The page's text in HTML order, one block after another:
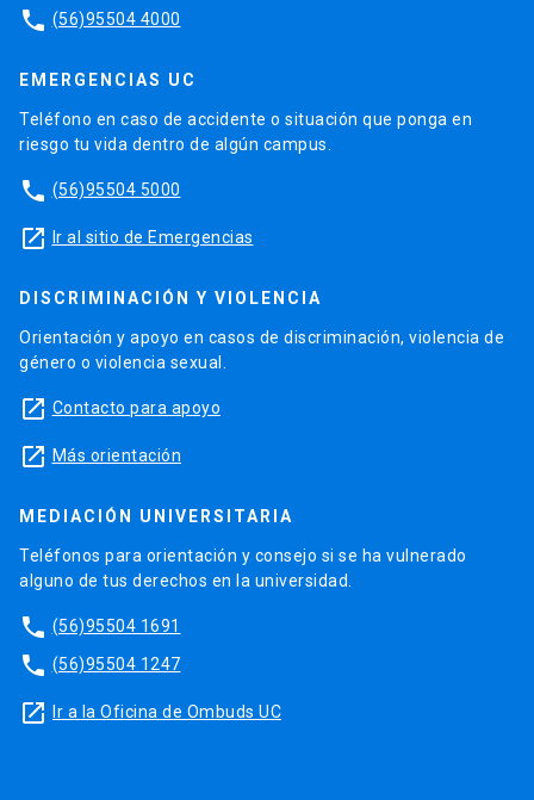
phone (56)95504 4000
EMERGENCIAS UC
Teléfono en caso de accidente o situación que ponga en
riesgo tu vida dentro de algún campus.
phone (56)95504 5000
launch Ir al sitio de Emergencias
DISCRIMINACIÓN Y VIOLENCIA
Orientación y apoyo en casos de discriminación, violencia de
género o violencia sexual.
launch Contacto para apoyo
launch Más orientación
MEDIACIÓN UNIVERSITARIA
Teléfonos para orientación y consejo si se ha vulnerado
alguno de tus derechos en la universidad.
phone (56)95504 1691
phone (56)95504 1247
launch Ir a la Oficina de Ombuds UC